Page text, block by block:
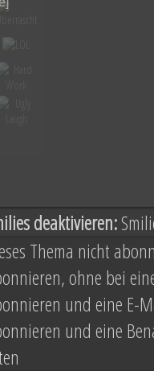
von
die Loyalität
und
noch den
Der Entscheid
vermag auch
wird....
deaktivieren:
Thema nicht
ohne bei
und eine E-
und eine